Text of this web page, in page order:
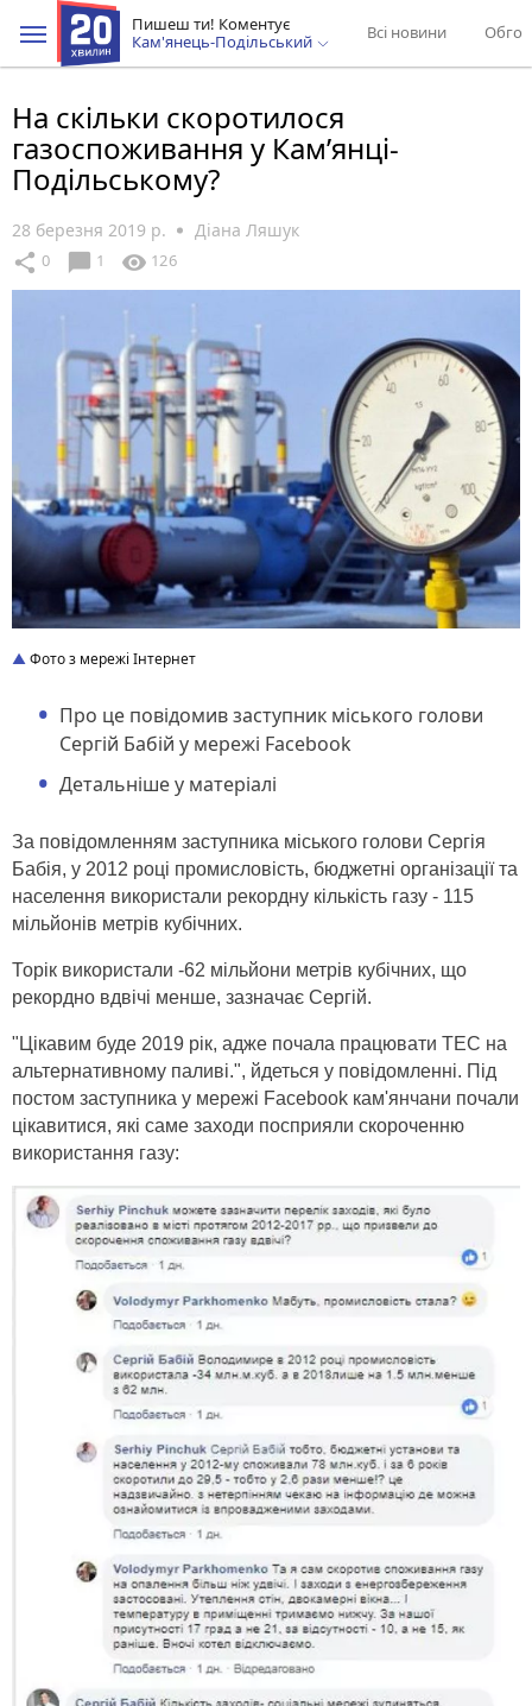
Пишеш ти! Коментує
Кам'янець-Подільський
Всі новини
На скільки скоротилося
газоспоживання у Кам’янці-
Подільському?
28 березня 2019 р. Діана Ляшук
share 0 chat_bubble 1 visibility 126
Фото з мережі Інтернет
Про це повідомив заступник міського голови
Сергій Бабій у мережі Facebook
Детальніше у матеріалі
За повідомленням заступника міського голови Сергія
Бабія, у 2012 році промисловість, бюджетні організації та
населення використали рекордну кількість газу - 115
мільйонів метрів кубічних.
Торік використали -62 мільйони метрів кубічних, що
рекордно вдвічі менше, зазначає Сергій.
"Цікавим буде 2019 рік, адже почала працювати ТЕС на
альтернативному паливі.", йдеться у повідомленні. Під
постом заступника у мережі Facebook кам'янчани почали
цікавитися, які саме заходи посприяли скороченню
використання газу: